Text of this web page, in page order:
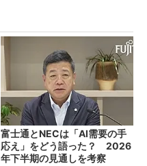
富士通とNECは「AI需要の手
応え」をどう語った？ 2026
年下半期の見通しを考察